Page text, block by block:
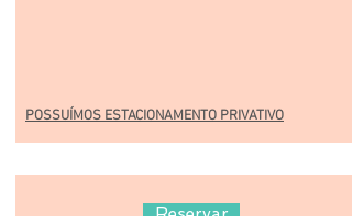
POSSUÍMOS ESTACIONAMENTO PRIVATIVO